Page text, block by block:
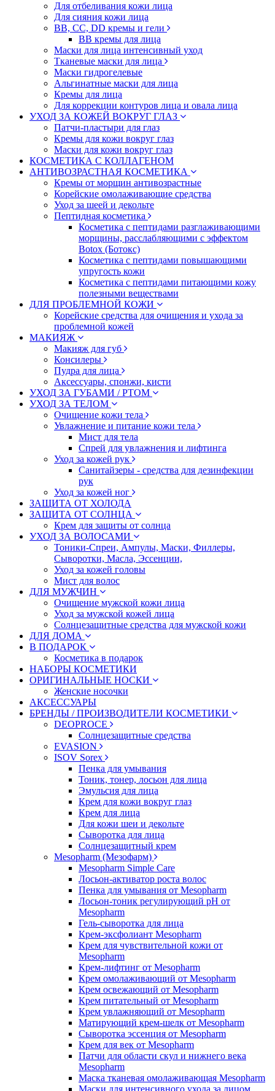
Для отбеливания кожи лица
Для сияния кожи лица
BB, CC, DD кремы и гели
BB кремы для лица
Маски для лица интенсивный уход
Тканевые маски для лица
Маски гидрогелевые
Альгинатные маски для лица
Кремы для лица
Для коррекции контуров лица и овала лица
УХОД ЗА КОЖЕЙ ВОКРУГ ГЛАЗ
Патчи-пластыри для глаз
Кремы для кожи вокруг глаз
Маски для кожи вокруг глаз
КОСМЕТИКА С КОЛЛАГЕНОМ
АНТИВОЗРАСТНАЯ КОСМЕТИКА
Кремы от морщин антивозрастные
Корейские омолаживающие средства
Уход за шеей и декольте
Пептидная косметика
Косметика с пептидами разглаживающими
морщины, расслабляющими с эффектом
Botox (Ботокс)
Косметика с пептидами повышающими
упругость кожи
Косметика с пептидами питающими кожу
полезными веществами
ДЛЯ ПРОБЛЕМНОЙ КОЖИ
Корейские средства для очищения и ухода за
проблемной кожей
МАКИЯЖ
Макияж для губ
Консилеры
Пудра для лица
Аксессуары, спонжи, кисти
УХОД ЗА ГУБАМИ / РТОМ
УХОД ЗА ТЕЛОМ
Очищение кожи тела
Увлажнение и питание кожи тела
Мист для тела
Спрей для увлажнения и лифтинга
Уход за кожей рук
Санитайзеры - средства для дезинфекции
рук
Уход за кожей ног
ЗАЩИТА ОТ ХОЛОДА
ЗАЩИТА ОТ СОЛНЦА
Крем для защиты от солнца
УХОД ЗА ВОЛОСАМИ
Тоники-Спреи, Ампулы, Маски, Филлеры,
Сыворотки, Масла, Эссенции,
Уход за кожей головы
Мист для волос
ДЛЯ МУЖЧИН
Очищение мужской кожи лица
Уход за мужской кожей лица
Солнцезащитные средства для мужской кожи
ДЛЯ ДОМА
В ПОДАРОК
Косметика в подарок
НАБОРЫ КОСМЕТИКИ
ОРИГИНАЛЬНЫЕ НОСКИ
Женские носочки
АКСЕССУАРЫ
БРЕНДЫ / ПРОИЗВОДИТЕЛИ КОСМЕТИКИ
DEOPROCE
Солнцезащитные средства
EVASION
ISOV Sorex
Пенка для умывания
Тоник, тонер, лосьон для лица
Эмульсия для лица
Крем для кожи вокруг глаз
Крем для лица
Для кожи шеи и декольте
Сыворотка для лица
Солнцезащитный крем
Mesopharm (Мезофарм)
Mesopharm Simple Care
Лосьон-активатор роста волос
Пенка для умывания от Mesopharm
Лосьон-тоник регулирующий рН от
Mesopharm
Гель-сыворотка для лица
Крем-эксфолиант Mesopharm
Крем для чувствительной кожи от
Mesopharm
Крем-лифтинг от Mesopharm
Крем омолаживающий от Mesopharm
Крем освежающий от Mesopharm
Крем питательный от Mesopharm
Крем увлажняющий от Mesopharm
Матирующий крем-шелк от Mesopharm
Сыворотка эссенция от Mesopharm
Крем для век от Mesopharm
Патчи для области скул и нижнего века
Mesopharm
Маска тканевая омолаживающая Mesopharm
Маски для интенсивного ухода за лицом